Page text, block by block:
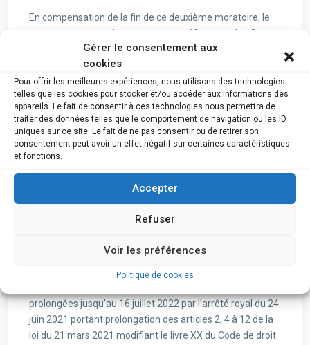
Gérer le consentement aux
cookies
Pour offrir les meilleures expériences, nous utilisons des technologies
telles que les cookies pour stocker et/ou accéder aux informations des
appareils. Le fait de consentir à ces technologies nous permettra de
traiter des données telles que le comportement de navigation ou les ID
uniques sur ce site. Le fait de ne pas consentir ou de retirer son
consentement peut avoir un effet négatif sur certaines caractéristiques
et fonctions.
Accepter
Refuser
Voir les préférences
Politique de cookies
En compensation de la fin de ce deuxième moratoire, le
gouvernement a mis en œuvre une réforme, selon 3 axes,
afin d’assouplir l’accès à la PRJ (procédure de
réorganisation judiciaire). Premièrement, la procédure a
été allégée en ne demandant plus obligatoirement aux
entreprises de remettre d’emblée 11 documents mais 3
seulement, les autres documents pouvant être fournis en
cours de procédure. Deuxièmement, la procédure ne
nécessite plus une publication au Moniteur belge, ce qui
permet au médiateur de rencontrer les créanciers en
toute discrétion et d’éviter ainsi qu’ils n’exigent le
remboursement rapide de leurs créances avant qu’un
accord à l’amiable sont encouragées grâce à une
PRJ obtenues par décision judiciaire. Les dispositions
relatives aux 2 premiers axes de la réforme devaient
prolongées jusqu’au 16 juillet 2022 par l’arrêté royal du 24
juin 2021 portant prolongation des articles 2, 4 à 12 de la
loi du 21 mars 2021 modifiant le livre XX du Code de droit